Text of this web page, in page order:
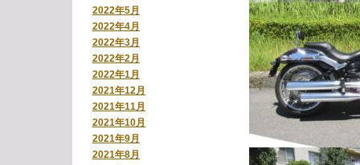
2022年5月
2022年4月
2022年3月
2022年2月
2022年1月
2021年12月
2021年11月
2021年10月
2021年9月
2021年8月